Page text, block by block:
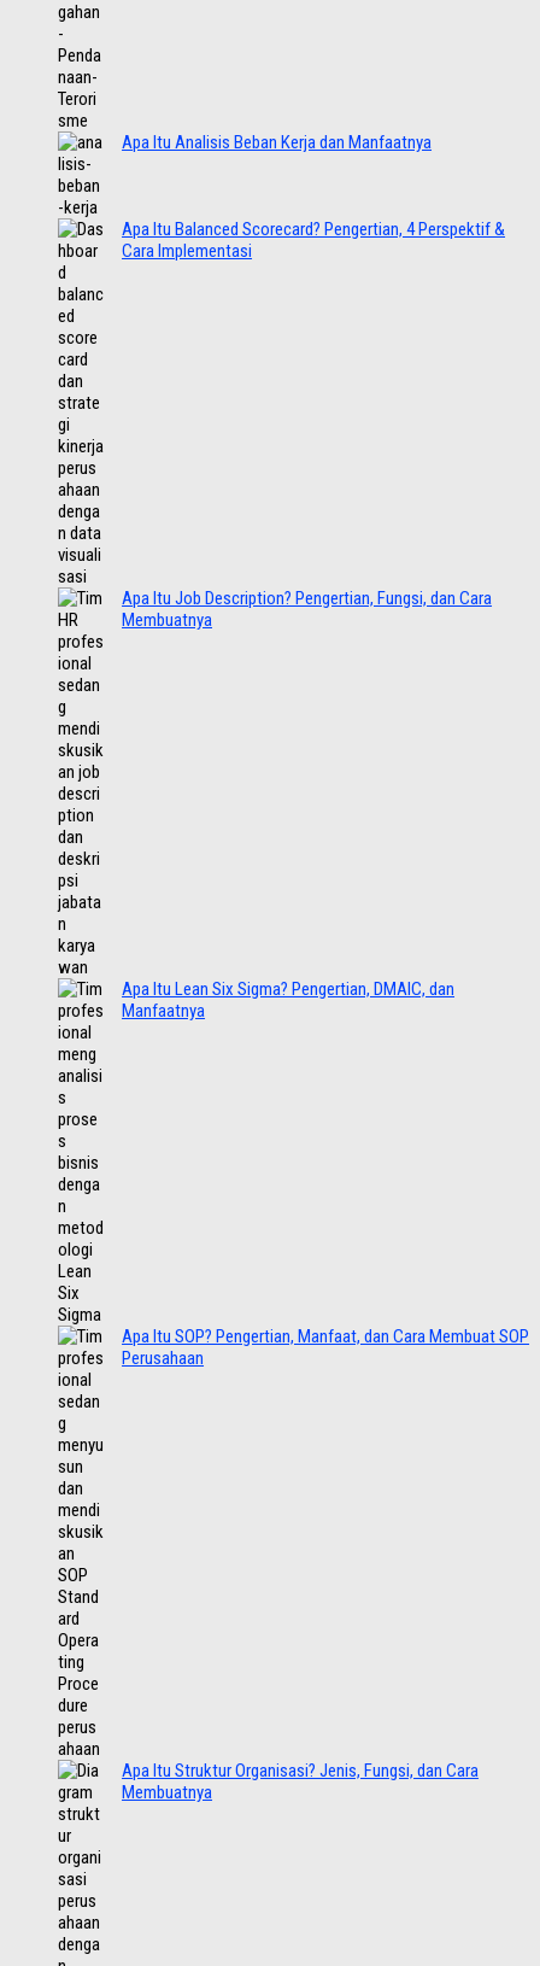
Apa Itu Analisis Beban Kerja dan Manfaatnya
Apa Itu Balanced Scorecard? Pengertian, 4 Perspektif &
Cara Implementasi
Apa Itu Job Description? Pengertian, Fungsi, dan Cara
Membuatnya
Apa Itu Lean Six Sigma? Pengertian, DMAIC, dan
Manfaatnya
Apa Itu SOP? Pengertian, Manfaat, dan Cara Membuat SOP
Perusahaan
Apa Itu Struktur Organisasi? Jenis, Fungsi, dan Cara
Membuatnya